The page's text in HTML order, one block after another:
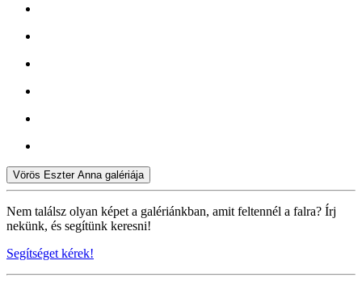
Vörös Eszter Anna galériája
Nem találsz olyan képet a galériánkban, amit feltennél a falra? Írj
nekünk, és segítünk keresni!
Segítséget kérek!